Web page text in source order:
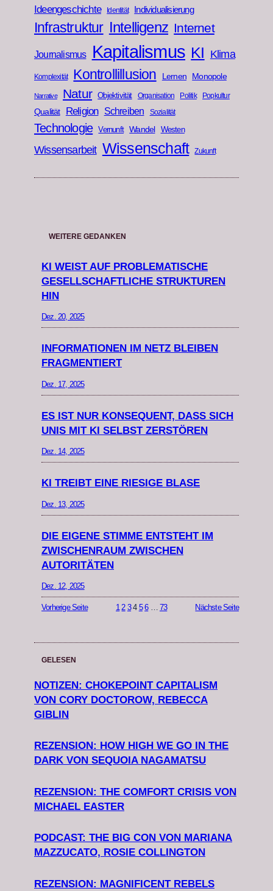
Ideengeschichte Identität Individualisierung
Infrastruktur Intelligenz Internet
Journalismus Kapitalismus KI Klima
Komplexität Kontrollillusion Lernen Monopole
Narrative Natur Objektivität Organisation Politik Popkultur
Qualität Religion Schreiben Sozialität
Technologie Vernunft Wandel Westen
Wissensarbeit Wissenschaft Zukunft
WEITERE GEDANKEN
KI WEIST AUF PROBLEMATISCHE
GESELLSCHAFTLICHE STRUKTUREN
HIN
Dez. 20, 2025
INFORMATIONEN IM NETZ BLEIBEN
FRAGMENTIERT
Dez. 17, 2025
ES IST NUR KONSEQUENT, DASS SICH
UNIS MIT KI SELBST ZERSTÖREN
Dez. 14, 2025
KI TREIBT EINE RIESIGE BLASE
Dez. 13, 2025
DIE EIGENE STIMME ENTSTEHT IM
ZWISCHENRAUM ZWISCHEN
AUTORITÄTEN
Dez. 12, 2025
Vorherige Seite 1 2 3 4 5 6 … 73 Nächste Seite
GELESEN
NOTIZEN: CHOKEPOINT CAPITALISM
VON CORY DOCTOROW, REBECCA
GIBLIN
REZENSION: HOW HIGH WE GO IN THE
DARK VON SEQUOIA NAGAMATSU
REZENSION: THE COMFORT CRISIS VON
MICHAEL EASTER
PODCAST: THE BIG CON VON MARIANA
MAZZUCATO, ROSIE COLLINGTON
REZENSION: MAGNIFICENT REBELS